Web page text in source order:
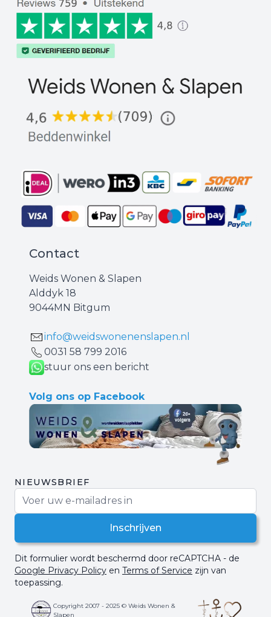
Contact
Weids Wonen & Slapen
Alddyk 18
9044MN Bitgum
info@weidswonenenslapen.nl
0031 ‪58 799 2016‬
stuur ons een bericht
Volg ons op Facebook
NIEUWSBRIEF
Inschrijven
Dit formulier wordt beschermd door reCAPTCHA - de
Google Privacy Policy en Terms of Service zijn van
toepassing.
Copyright 2007 - 2025 © Weids Wonen &
Slapen